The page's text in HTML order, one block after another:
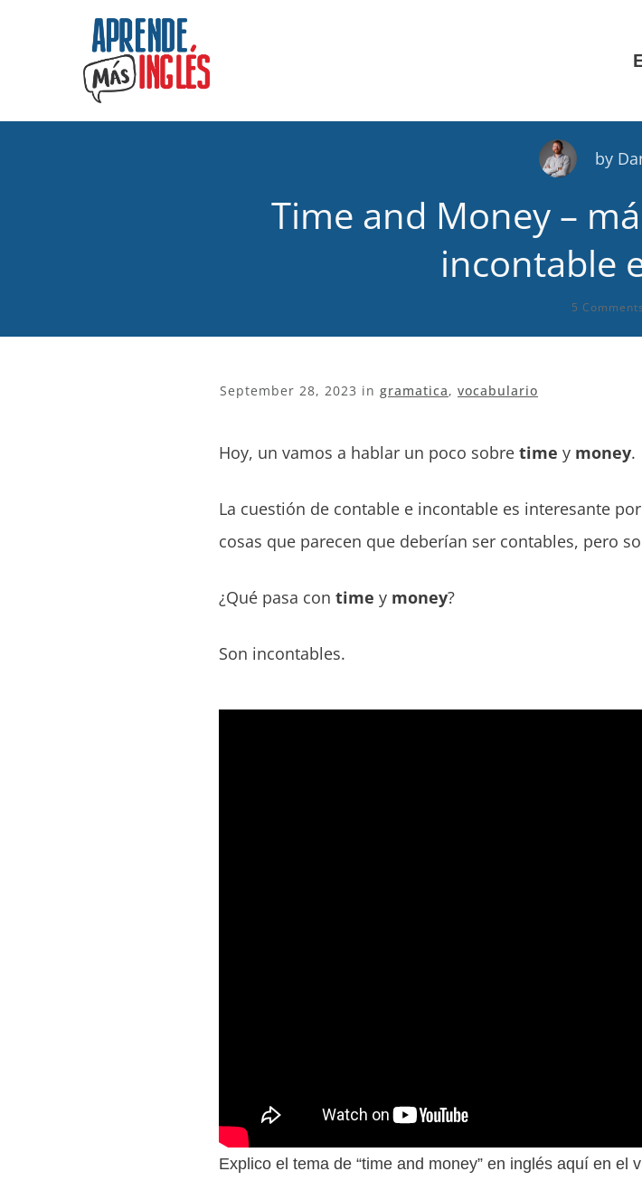
by
Time and Money –
incontable
5 Comments
September 28, 2023 in gramatica, vocabulario
Hoy, un vamos a hablar un poco sobre time y money.
La cuestión de contable e incontable es interesante
cosas que parecen que deberían ser contables, pero
¿Qué pasa con time y money?
Son incontables.
Explico el tema de “time and money” en inglés aquí en el